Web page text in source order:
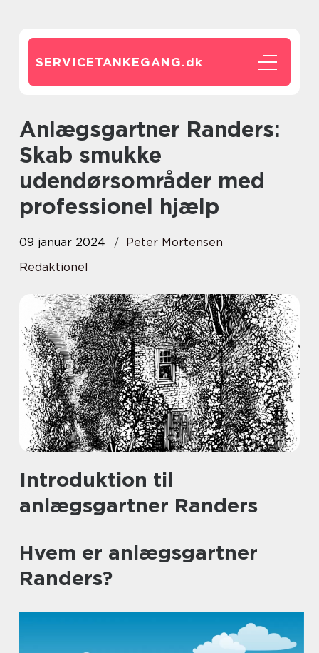
SERVICETANKEGANG.dk
Anlægsgartner Randers:
Skab smukke
udendørsområder med
professionel hjælp
09 januar 2024
Peter Mortensen
Redaktionel
Introduktion til
anlægsgartner Randers
Hvem er anlægsgartner
Randers?